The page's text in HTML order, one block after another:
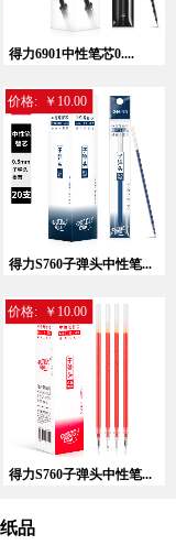
得力6901中性笔芯0....
得力S760子弹头中性笔...
价格: ￥10.00
得力S760子弹头中性笔...
价格: ￥10.00
品